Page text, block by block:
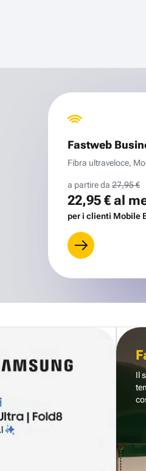
Fastweb
Fibra ultraveloce,
a partire da 27,95 €
22,95 €al
per i clienti Mobile
Il